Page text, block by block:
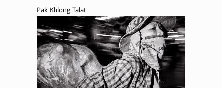
Pak Khlong Talat